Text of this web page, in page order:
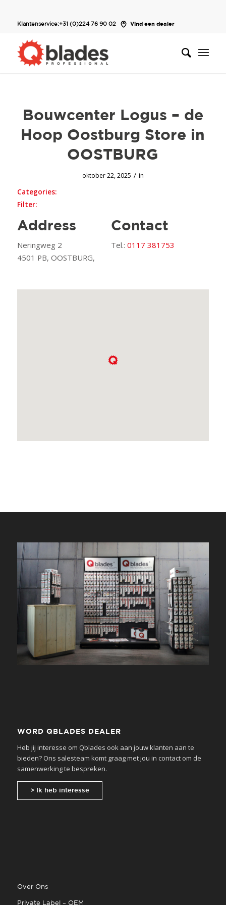
Klantenservice:+31 (0)224 76 90 02 Vind een dealer
Bouwcenter Logus – de
Hoop Oostburg Store in
OOSTBURG
oktober 22, 2025 / in
Categories:
Filter:
Address
Neringweg 2
4501 PB, OOSTBURG,
Contact
Tel.:0117 381753
WORD QBLADES DEALER
Heb jij interesse om Qblades ook aan jouw klanten aan te
bieden? Ons salesteam komt graag met jou in contact om de
samenwerking te bespreken.
> Ik heb interesse
Over Ons
Private Label – OEM